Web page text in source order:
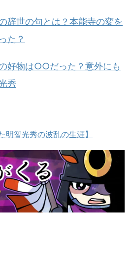
辞世の句とは？本能寺の変を
た？
好物は○○だった？意外にも
秀
明智光秀の波乱の生涯】